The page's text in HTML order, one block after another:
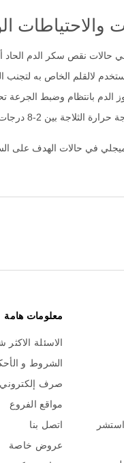
الواجب
حالات نقص سكر الدم الحاد
لالقلم الخاص به لتجنب
الدم بانتظام وضبط
الثلاجة بين 2-8 درجات.
في حالات الهدف على
معلومات هامة
الاسئلة الاكثر
الشروط و
صرف إلكتروني
مواقع الفروع
اتصل بنا
عروض خاصة